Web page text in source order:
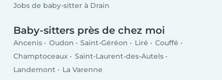
Jobs de baby-sitter à Drain
Baby-sitters près de chez moi
Ancenis Oudon Saint-Géréon Liré
Couffé
Champtoceaux
Saint-Laurent-des-Autels
Landemont
La Varenne